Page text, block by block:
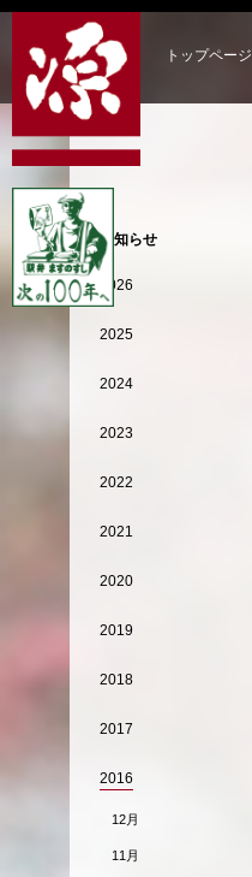
トップページ
お知らせ
2026
2025
2024
2023
2022
2021
2020
2019
2018
2017
2016
12月
11月